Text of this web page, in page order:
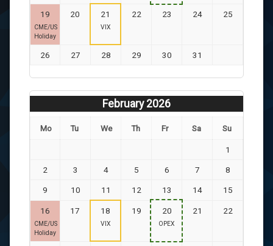
19
CME/US
Holiday
20 21
VIX
22 23 24 25
26 27 28 29 30 31
February 2026
Mo Tu We Th Fr Sa Su
1
2 3 4 5 6 7 8
9 10 11 12 13 14 15
16
CME/US
Holiday
17 18
VIX
19 20
OPEX
21 22